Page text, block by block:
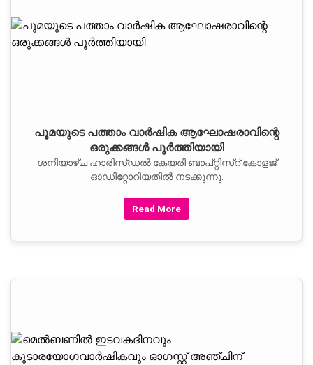
പൂമയുടെ പത്താം വാര്‍ഷിക ആഘോഷരാവിന്റെ
ഒരുക്കങ്ങള്‍ പൂര്‍ത്തിയായി
ശനിയാഴ്ച ഹാരിസ്ഡല്‍ കേയരി ബാപ്റ്റിസ്‌റ് കോളജ്
ഓഡിറ്റോറിയതില്‍ നടക്കുന്നു.
Read More